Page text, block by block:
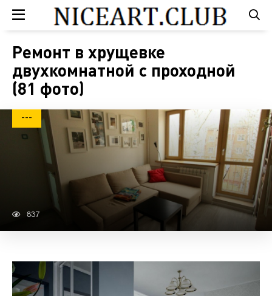
Ремонт в хрущевке
двухкомнатной с проходной
(81 фото)
---
837